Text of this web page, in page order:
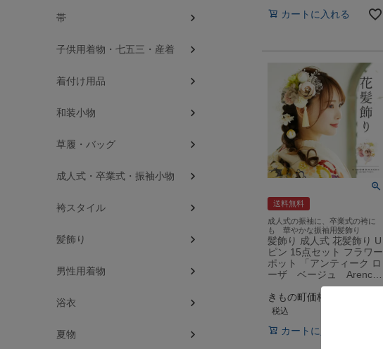
カートに入れる
送料無料
成人式の振袖に、卒業式の袴に
も 華やかな振袖用髪飾り
髪飾り 成人式 花髪飾り U
ピン 15点セット フラワー
ポット 「アンティーク ロ
ーザ ベージュ Arenc…
きもの町価格
税込
カートに入れる
帯
子供用着物・七五三・産着
着付け用品
和装小物
草履・バッグ
成人式・卒業式・振袖小物
袴スタイル
髪飾り
男性用着物
浴衣
夏物